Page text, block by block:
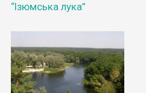
“Ізюмська лука”